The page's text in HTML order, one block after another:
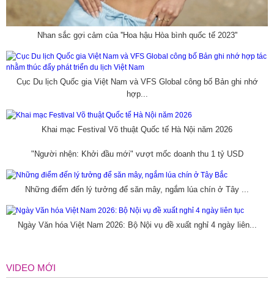
Nhan sắc gợi cảm của ''Hoa hậu Hòa bình quốc tế 2023''
Cục Du lịch Quốc gia Việt Nam và VFS Global công bố Bản ghi nhớ
hợp...
Khai mạc Festival Võ thuật Quốc tế Hà Nội năm 2026
"Người nhện: Khởi đầu mới" vượt mốc doanh thu 1 tỷ USD
Những điểm đến lý tưởng để săn mây, ngắm lúa chín ở Tây ...
Ngày Văn hóa Việt Nam 2026: Bộ Nội vụ đề xuất nghỉ 4 ngày liên...
VIDEO MỚI